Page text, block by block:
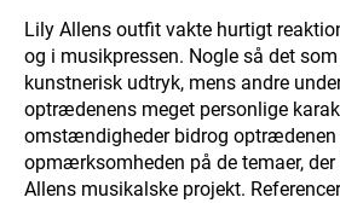
Lily Allens outfit vakte hurtigt
og i musikpressen. Nogle så det
kunstnerisk udtryk, mens andre
optrædenens meget personlige
omstændigheder bidrog optrædenen
opmærksomheden på de temaer,
Allens musikalske projekt.